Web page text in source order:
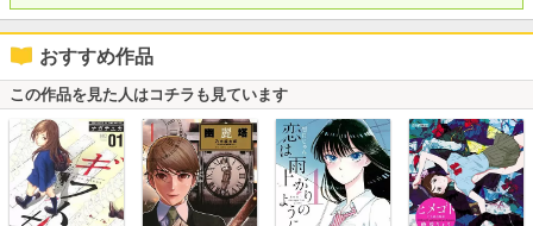
おすすめ作品
この作品を見た人はコチラも見ています